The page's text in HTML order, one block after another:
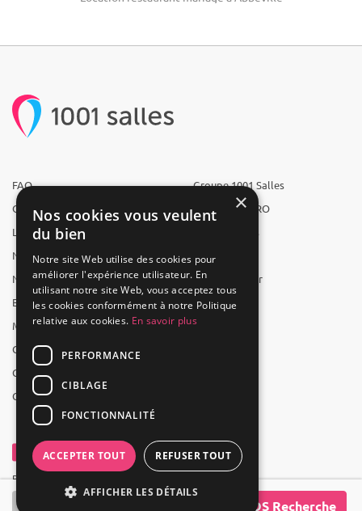
SOS Recherche
FAQ
Qui sommes-nous ?
L'équipe
Nous recrutons
Nos partenaires
Espace presse
Mentions légales
CGV
CGU
Contact
Groupe 1001 Salles
1001 Salles PRO
1001 Traiteurs
1001 Artistes
Reserverunbar
MP2
Powered by Groupe 1001Salles
×
Nos cookies vous veulent
du bien
Notre site Web utilise des cookies pour
améliorer l'expérience utilisateur. En
utilisant notre site Web, vous acceptez tous
les cookies conformément à notre Politique
relative aux cookies. En savoir plus
PERFORMANCE
CIBLAGE
FONCTIONNALITÉ
ACCEPTER TOUT REFUSER TOUT
AFFICHER LES DÉTAILS